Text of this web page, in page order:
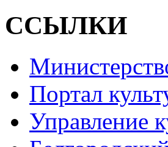
ССЫЛКИ
Портал
Управление